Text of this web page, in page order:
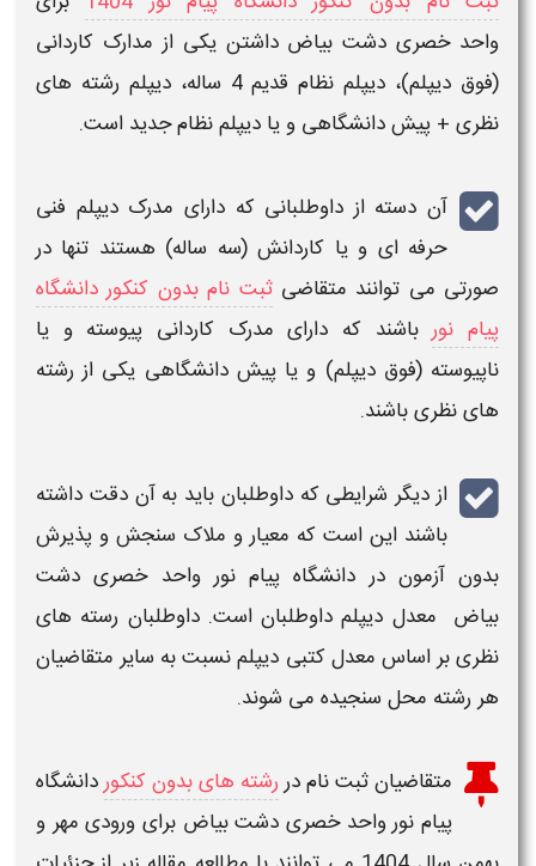
واحدخصری دشت بیاضداشتن یکی از مدارک کاردانی
(فوق دیپلم)، دیپلم نظام قدیم 4 ساله، دیپلم رشته های
نظری + پیش دانشگاهی و یا دیپلم نظام جدید است.
آن دسته از داوطلبانی که دارای مدرکدیپلم فنی
حرفه ای و یا کاردانش (سه ساله) هستند تنها در
صورتی می توانند متقاضیثبت نام بدون کنکور دانشگاه
پیام نور باشند که دارای مدرک کاردانی پیوسته و یا
ناپیوسته (فوق دیپلم) و یا پیش دانشگاهی یکی از رشته
های نظری باشند.
از دیگر شرایطی که داوطلبان باید به آن دقت داشته
باشند این است که معیار و ملاک سنجش و پذیرش
بدون آزمون در دانشگاه پیام نور واحدخصری دشت
بیاض معدل دیپلم داوطلبان است. داوطلبان رسته های
نظری بر اساس معدل کتبی دیپلم نسبت به سایر متقاضیان
هر رشته محل سنجیده می شوند.
متقاضیانثبت نام دررشته های بدون کنکوردانشگاه
پیام نور واحد خصری دشت بیاض برای ورودی مهر و